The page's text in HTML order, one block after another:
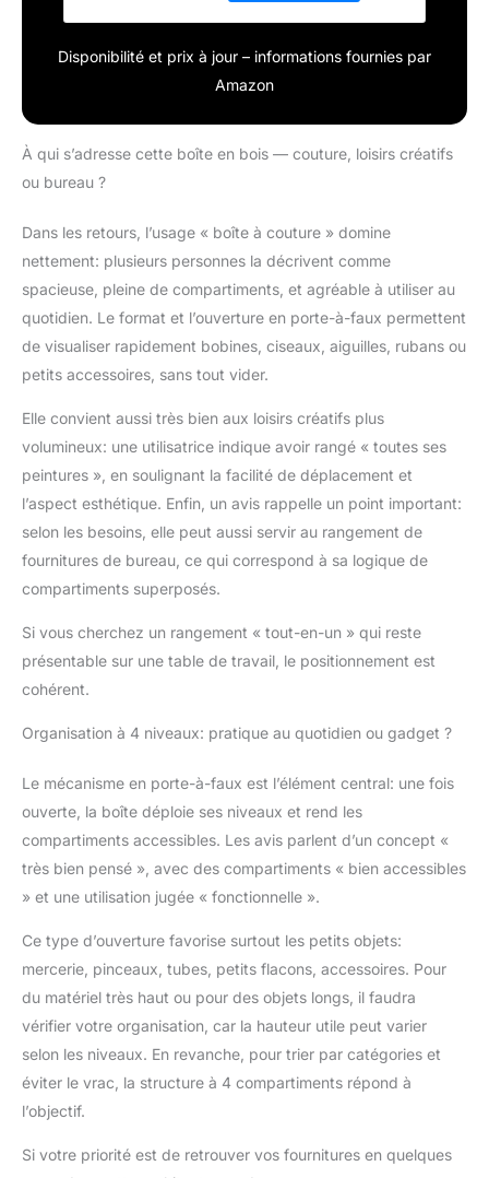
Disponibilité et prix à jour – informations fournies par
Amazon
À qui s’adresse cette boîte en bois — couture, loisirs créatifs
ou bureau ?
Dans les retours, l’usage « boîte à couture » domine
nettement: plusieurs personnes la décrivent comme
spacieuse, pleine de compartiments, et agréable à utiliser au
quotidien. Le format et l’ouverture en porte-à-faux permettent
de visualiser rapidement bobines, ciseaux, aiguilles, rubans ou
petits accessoires, sans tout vider.
Elle convient aussi très bien aux loisirs créatifs plus
volumineux: une utilisatrice indique avoir rangé « toutes ses
peintures », en soulignant la facilité de déplacement et
l’aspect esthétique. Enfin, un avis rappelle un point important:
selon les besoins, elle peut aussi servir au rangement de
fournitures de bureau, ce qui correspond à sa logique de
compartiments superposés.
Si vous cherchez un rangement « tout-en-un » qui reste
présentable sur une table de travail, le positionnement est
cohérent.
Organisation à 4 niveaux: pratique au quotidien ou gadget ?
Le mécanisme en porte-à-faux est l’élément central: une fois
ouverte, la boîte déploie ses niveaux et rend les
compartiments accessibles. Les avis parlent d’un concept «
très bien pensé », avec des compartiments « bien accessibles
» et une utilisation jugée « fonctionnelle ».
Ce type d’ouverture favorise surtout les petits objets:
mercerie, pinceaux, tubes, petits flacons, accessoires. Pour
du matériel très haut ou pour des objets longs, il faudra
vérifier votre organisation, car la hauteur utile peut varier
selon les niveaux. En revanche, pour trier par catégories et
éviter le vrac, la structure à 4 compartiments répond à
l’objectif.
Si votre priorité est de retrouver vos fournitures en quelques